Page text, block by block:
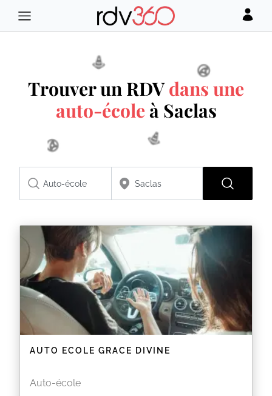
Trouver un RDVdans une
auto-école à Saclas
AUTO ECOLE GRACE DIVINE
Auto-école